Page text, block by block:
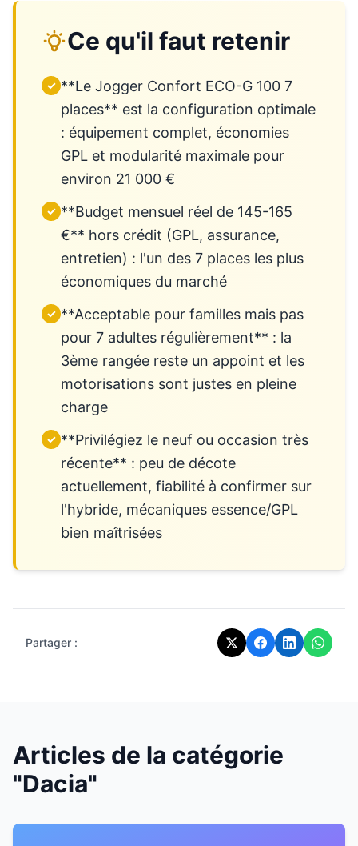
Ce qu'il faut retenir
✓ **Le Jogger Confort ECO-G 100 7
places** est la configuration optimale
: équipement complet, économies
GPL et modularité maximale pour
environ 21 000 €
✓ **Budget mensuel réel de 145-165
€** hors crédit (GPL, assurance,
entretien) : l'un des 7 places les plus
économiques du marché
✓ **Acceptable pour familles mais pas
pour 7 adultes régulièrement** : la
3ème rangée reste un appoint et les
motorisations sont justes en pleine
charge
✓ **Privilégiez le neuf ou occasion très
récente** : peu de décote
actuellement, fiabilité à confirmer sur
l'hybride, mécaniques essence/GPL
bien maîtrisées
Partager :
Articles de la catégorie
"Dacia"